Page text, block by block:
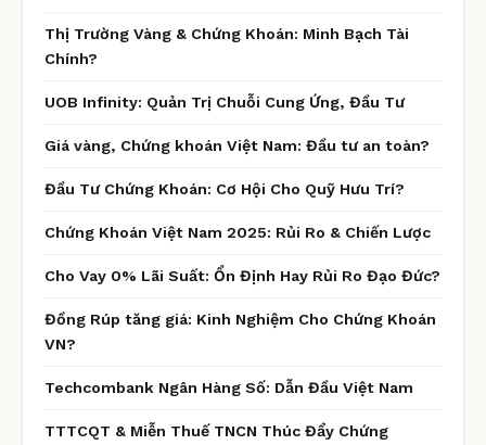
Thị Trường Vàng & Chứng Khoán: Minh Bạch Tài
Chính?
UOB Infinity: Quản Trị Chuỗi Cung Ứng, Đầu Tư
Giá vàng, Chứng khoán Việt Nam: Đầu tư an toàn?
Đầu Tư Chứng Khoán: Cơ Hội Cho Quỹ Hưu Trí?
Chứng Khoán Việt Nam 2025: Rủi Ro & Chiến Lược
Cho Vay 0% Lãi Suất: Ổn Định Hay Rủi Ro Đạo Đức?
Đồng Rúp tăng giá: Kinh Nghiệm Cho Chứng Khoán
VN?
Techcombank Ngân Hàng Số: Dẫn Đầu Việt Nam
TTTCQT & Miễn Thuế TNCN Thúc Đẩy Chứng